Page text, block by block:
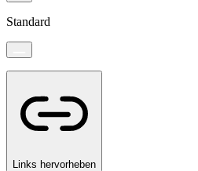
Standard
Links hervorheben